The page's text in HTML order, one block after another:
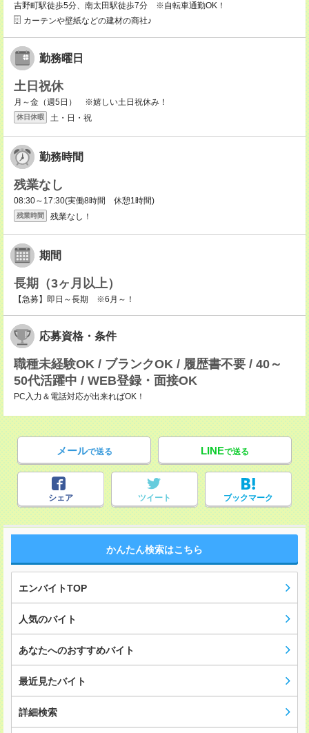
吉野町駅徒歩5分、南太田駅徒歩7分 ※自転車通勤OK！
カーテンや壁紙などの建材の商社♪
勤務曜日
土日祝休
月～金（週5日） ※嬉しい土日祝休み！
休日休暇 土・日・祝
勤務時間
残業なし
08:30～17:30(実働8時間 休憩1時間)
残業時間 残業なし！
期間
長期（3ヶ月以上）
【急募】即日～長期 ※6月～！
応募資格・条件
職種未経験OK / ブランクOK / 履歴書不要 / 40～
50代活躍中 / WEB登録・面接OK
PC入力＆電話対応が出来ればOK！
メールで送る LINEで送る
シェア ツイート ブックマーク
かんたん検索はこちら
エンバイトTOP
人気のバイト
あなたへのおすすめバイト
最近見たバイト
詳細検索